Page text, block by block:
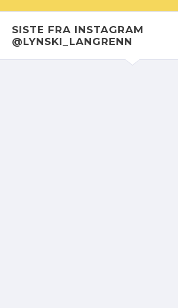
SISTE FRA INSTAGRAM
@LYNSKI_LANGRENN